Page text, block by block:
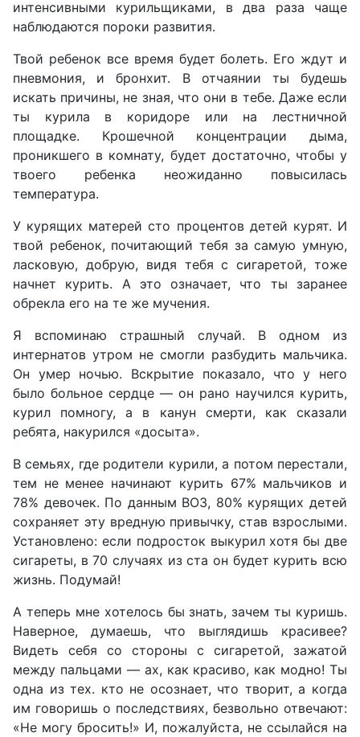
интенсивными курильщиками, в два раза чаще
наблюдаются пороки развития.
Твой ребенок все время будет болеть. Его ждут и
пневмония, и бронхит. В отчаянии ты будешь
искать причины, не зная, что они в тебе. Даже если
ты курила в коридоре или на лестничной
площадке. Крошечной концентрации дыма,
проникшего в комнату, будет достаточно, чтобы у
твоего ребенка неожиданно повысилась
температура.
У курящих матерей сто процентов детей курят. И
твой ребенок, почитающий тебя за самую умную,
ласковую, добрую, видя тебя с сигаретой, тоже
начнет курить. А это означает, что ты заранее
обрекла его на те же мучения.
Я вспоминаю страшный случай. В одном из
интернатов утром не смогли разбудить мальчика.
Он умер ночью. Вскрытие показало, что у него
было больное сердце — он рано научился курить,
курил помногу, а в канун смерти, как сказали
ребята, накурился «досыта».
В семьях, где родители курили, а потом перестали,
тем не менее начинают курить 67% мальчиков и
78% девочек. По данным ВОЗ, 80% курящих детей
сохраняет эту вредную привычку, став взрослыми.
Установлено: если подросток выкурил хотя бы две
сигареты, в 70 случаях из ста он будет курить всю
жизнь. Подумай!
А теперь мне хотелось бы знать, зачем ты куришь.
Наверное, думаешь, что выглядишь красивее?
Видеть себя со стороны с сигаретой, зажатой
между пальцами — ах, как красиво, как модно! Ты
одна из тех. кто не осознает, что творит, а когда
им говоришь о последствиях, безвольно отвечают:
«Не могу бросить!» И, пожалуйста, не ссылайся на